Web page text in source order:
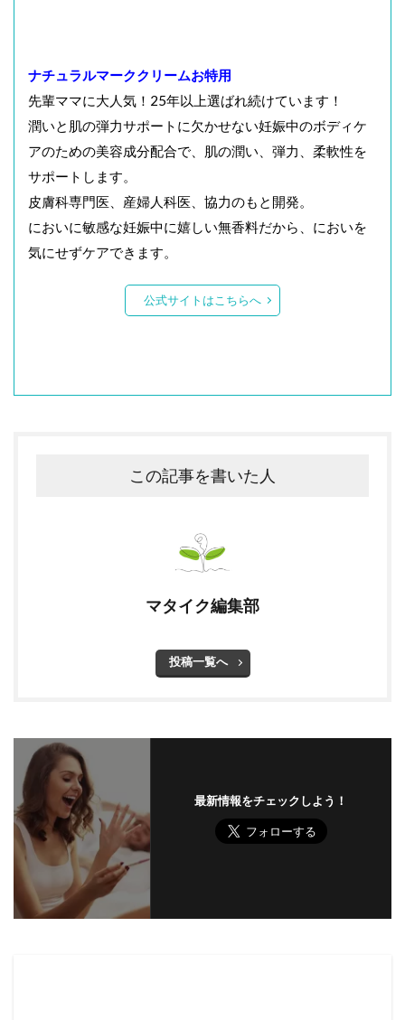
ナチュラルマーククリームお特用
先輩ママに大人気！25年以上選ばれ続けています！
潤いと肌の弾力サポートに欠かせない妊娠中のボディケ
アのための美容成分配合で、肌の潤い、弾力、柔軟性を
サポートします。
皮膚科専門医、産婦人科医、協力のもと開発。
においに敏感な妊娠中に嬉しい無香料だから、においを
気にせずケアできます。
公式サイトはこちらへ
この記事を書いた人
マタイク編集部
投稿一覧へ
最新情報をチェックしよう！